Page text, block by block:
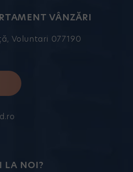
VÂNZĂRI
Voluntari 077190
LA NOI?